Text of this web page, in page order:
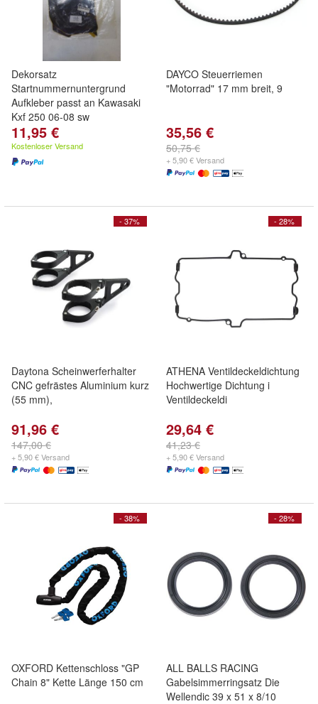
Dekorsatz
Startnummernuntergrund
Aufkleber passt an Kawasaki
Kxf 250 06-08 sw
11,95 €
Kostenloser Versand
DAYCO Steuerriemen
"Motorrad" 17 mm breit, 9
35,56 €
50,75 €
+ 5,90 € Versand
- 37%
Daytona Scheinwerferhalter
CNC gefrästes Aluminium kurz
(55 mm),
91,96 €
147,00 €
+ 5,90 € Versand
- 28%
ATHENA Ventildeckeldichtung
Hochwertige Dichtung i
Ventildeckeldi
29,64 €
41,23 €
+ 5,90 € Versand
- 38%
OXFORD Kettenschloss "GP
Chain 8" Kette Länge 150 cm
- 28%
ALL BALLS RACING
Gabelsimmerringsatz Die
Wellendic 39 x 51 x 8/10